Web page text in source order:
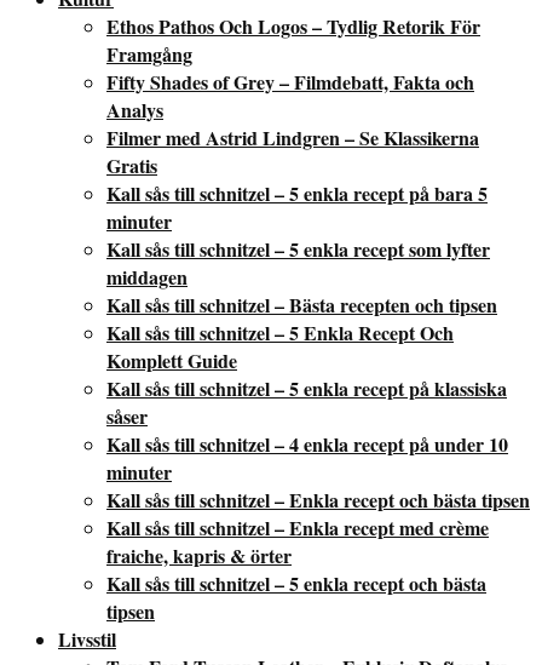
Ethos Pathos Och Logos – Tydlig Retorik För
Framgång
Fifty Shades of Grey – Filmdebatt, Fakta och
Analys
Filmer med Astrid Lindgren – Se Klassikerna
Gratis
Kall sås till schnitzel – 5 enkla recept på bara 5
minuter
Kall sås till schnitzel – 5 enkla recept som lyfter
middagen
Kall sås till schnitzel – Bästa recepten och tipsen
Kall sås till schnitzel – 5 Enkla Recept Och
Komplett Guide
Kall sås till schnitzel – 5 enkla recept på klassiska
såser
Kall sås till schnitzel – 4 enkla recept på under 10
minuter
Kall sås till schnitzel – Enkla recept och bästa tipsen
Kall sås till schnitzel – Enkla recept med crème
fraiche, kapris & örter
Kall sås till schnitzel – 5 enkla recept och bästa
tipsen
Livsstil